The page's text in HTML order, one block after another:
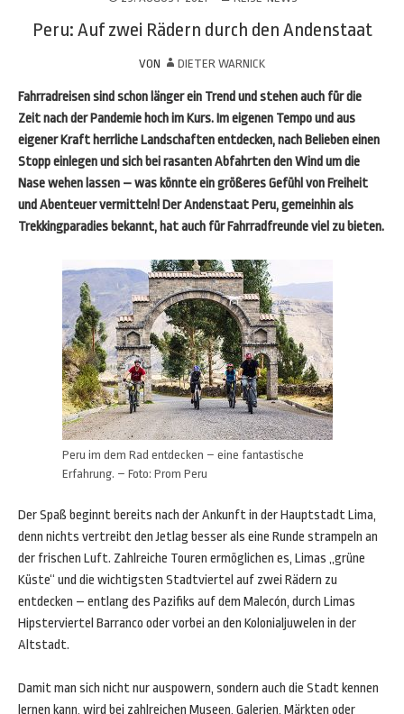
Peru: Auf zwei Rädern durch den Andenstaat
VON DIETER WARNICK
Fahrradreisen sind schon länger ein Trend und stehen auch für die
Zeit nach der Pandemie hoch im Kurs. Im eigenen Tempo und aus
eigener Kraft herrliche Landschaften entdecken, nach Belieben einen
Stopp einlegen und sich bei rasanten Abfahrten den Wind um die
Nase wehen lassen – was könnte ein größeres Gefühl von Freiheit
und Abenteuer vermitteln! Der Andenstaat Peru, gemeinhin als
Trekkingparadies bekannt, hat auch für Fahrradfreunde viel zu bieten.
Peru im dem Rad entdecken – eine fantastische
Erfahrung. – Foto: Prom Peru
Der Spaß beginnt bereits nach der Ankunft in der Hauptstadt Lima,
denn nichts vertreibt den Jetlag besser als eine Runde strampeln an
der frischen Luft. Zahlreiche Touren ermöglichen es, Limas „grüne
Küste“ und die wichtigsten Stadtviertel auf zwei Rädern zu
entdecken – entlang des Pazifiks auf dem Malecón, durch Limas
Hipsterviertel Barranco oder vorbei an den Kolonialjuwelen in der
Altstadt.
Damit man sich nicht nur auspowern, sondern auch die Stadt kennen
lernen kann, wird bei zahlreichen Museen, Galerien, Märkten oder